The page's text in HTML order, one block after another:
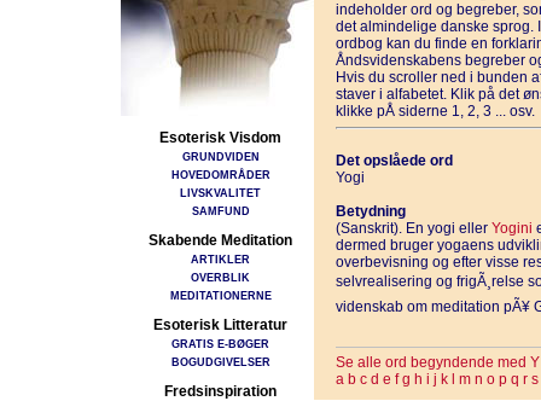
Esoterisk Visdom
GRUNDVIDEN
HOVEDOMRÅDER
LIVSKVALITET
SAMFUND
Skabende Meditation
ARTIKLER
OVERBLIK
MEDITATIONERNE
Esoterisk Litteratur
GRATIS E-BØGER
BOGUDGIVELSER
Fredsinspiration
indeholder ord og begreber,
det almindelige danske sprog.
ordbog kan du finde en
Åndsvidenskabens begreber
Hvis du scroller ned i bunden
staver i alfabetet. Klik på det
klikke pÅ siderne 1, 2, 3 ... osv.
Det opslåede ord
Yogi
Betydning
(Sanskrit). En yogi eller Yogini
dermed bruger yogaens
overbevisning og efter visse
selvrealisering og frigÃ¸relse
videnskab om meditation pÃ¥
Se alle ord begyndende med Y
a b c d e f g h i j k m n o p q r s